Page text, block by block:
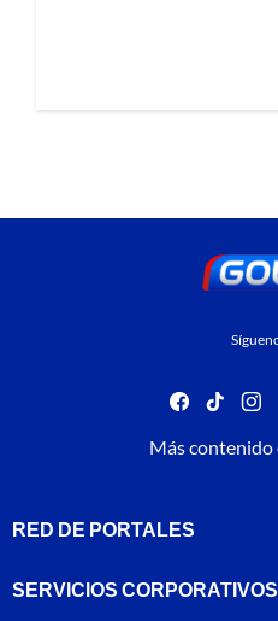
facebook
tiktok
Más contenido
RED DE PORTALES
SERVICIOS CORPORATIVOS